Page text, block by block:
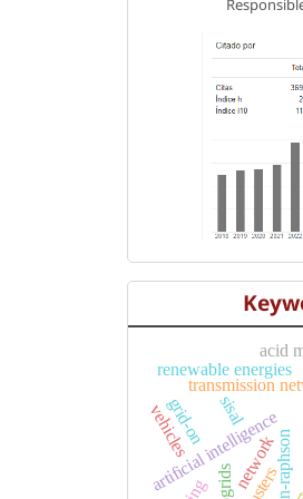
artificial intelligence
transmission
renewable energies
network
acid
grid-on
vehicles sisal